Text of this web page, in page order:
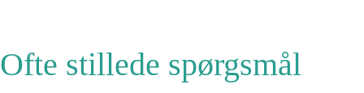
Ofte stillede spørgsmål